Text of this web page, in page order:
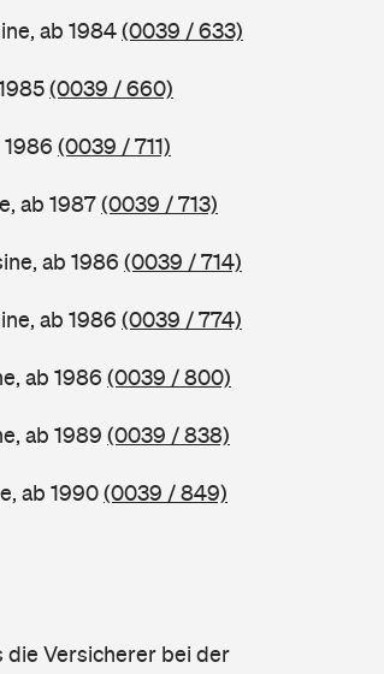
ab 1984(0039 / 633)
(0039 / 660)
1986 (0039 / 711)
ab 1987(0039 / 713)
ab 1986 (0039 / 714)
ab 1986 (0039 / 774)
ab 1986 (0039 / 800)
ab 1989 (0039 / 838)
ab 1990(0039 / 849)
die Versicherer bei der